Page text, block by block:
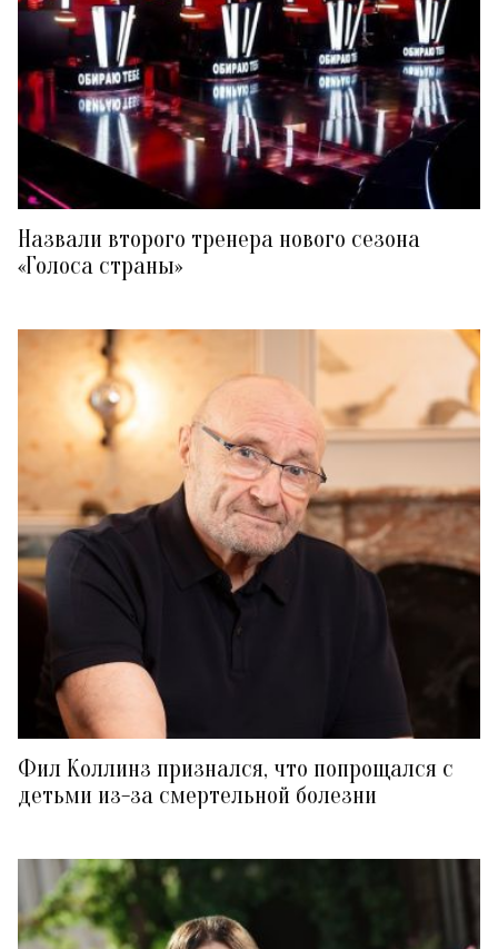
Назвали второго тренера нового сезона
«Голоса страны»
Фил Коллинз признался, что попрощался с
детьми из-за смертельной болезни